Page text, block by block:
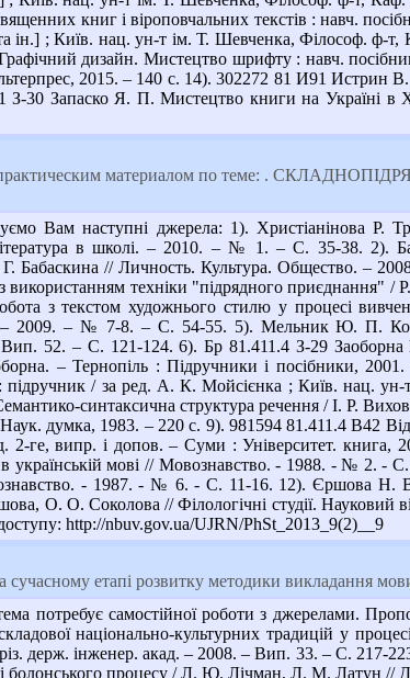
книг і віроповчальних текстів : навч.
ін.] ; Київ. нац. ун-т ім. Т. Шевченка, Філософ. ф-т,
дизайн. Мистецтво шрифту : навч.
2015. – 140 с. 14). 302272 81 И91
30 Запаско Я. П. Мистецтво книги на Україні в
практическим материалом по теме: .
Вам наступні джерела: 1). Христіанінова Р.
в школі. – 2010. – № 1. – С. 35-38. 2).
// Личность. Культура. Общество. –
використанням техніки "підрядного приєднання"
з текстом художнього стилю у процесі
– 2009. – № 7-8. – С. 54-55. 5). Мельник Ю. П.
52. – С. 121-124. 6). Бр 81.411.4 З-29 Заоборна
– Тернопіль : Підручники і посібники,
підручник / за ред. А. К. Мойсієнка ; Київ. нац.
синтаксична структура речення / І. Р.
думка, 1983. – 220 с. 9). 981594 81.411.4 В42 Від
ге, випр. і допов. – Суми : Університет. книга,
в українській мові // Мовознавство. - 1988. - №
- 1987. - № 6. - С. 11-16. 12). Єршова Н.
О. О. Соколова // Філологічні студії. Науковий
http://nbuv.gov.ua/UJRN/PhSt_2013_9(2)__9
сучасному етапі розвитку методики викладання
потребує самостійної роботи з джерелами.
національно-культурних традицій у
держ. інженер. акад. – 2008. – Вип. 33. – С.
болонського процесу / Л. Ю. Лічман, Л. М. Латун //